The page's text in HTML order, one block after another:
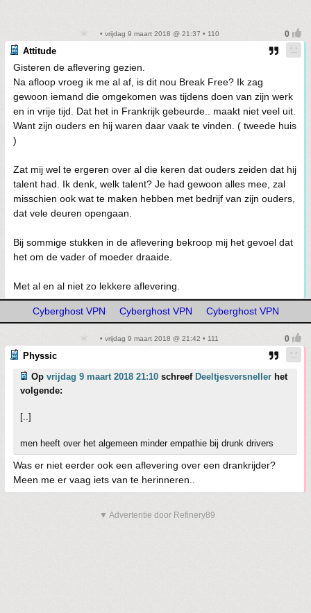
• vrijdag 9 maart 2018 @ 21:37 • 110
Attitude
Gisteren de aflevering gezien.
Na afloop vroeg ik me al af, is dit nou Break Free? Ik zag
gewoon iemand die omgekomen was tijdens doen van zijn werk
en in vrije tijd. Dat het in Frankrijk gebeurde.. maakt niet veel uit.
Want zijn ouders en hij waren daar vaak te vinden. ( tweede huis
)
Zat mij wel te ergeren over al die keren dat ouders zeiden dat hij
talent had. Ik denk, welk talent? Je had gewoon alles mee, zal
misschien ook wat te maken hebben met bedrijf van zijn ouders,
dat vele deuren opengaan.
Bij sommige stukken in de aflevering bekroop mij het gevoel dat
het om de vader of moeder draaide.
Met al en al niet zo lekkere aflevering.
Cyberghost VPN Cyberghost VPN Cyberghost VPN
• vrijdag 9 maart 2018 @ 21:42 • 111
Physsic
Op vrijdag 9 maart 2018 21:10 schreef Deeltjesversneller het
volgende:
[..]
men heeft over het algemeen minder empathie bij drunk drivers
Was er niet eerder ook een aflevering over een drankrijder?
Meen me er vaag iets van te herinneren..
▼ Advertentie door Refinery89